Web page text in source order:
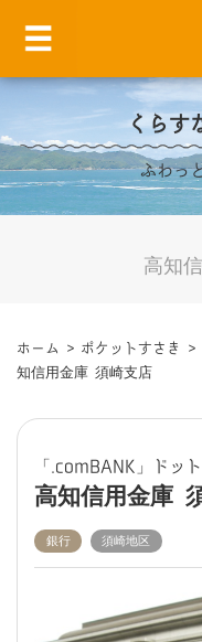
くらす
ふわっ
高知
ホーム > ポケットすさき >
知信用金庫 須崎支店
「.comBANK」ドッ
高知信用金庫
銀行 須崎地区